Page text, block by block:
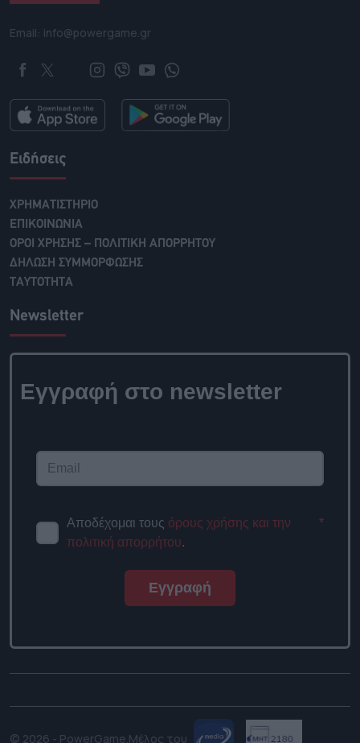
Email: info@powergame.gr
Ειδήσεις
ΧΡΗΜΑΤΙΣΤΗΡΙΟ
ΕΠΙΚΟΙΝΩΝΙΑ
ΟΡΟΙ ΧΡΗΣΗΣ – ΠΟΛΙΤΙΚΗ ΑΠΟΡΡΗΤΟΥ
ΔΗΛΩΣΗ ΣΥΜΜΟΡΦΩΣΗΣ
ΤΑΥΤΟΤΗΤΑ
Newsletter
Εγγραφή στο newsletter
Αποδέχομαι τους όρους χρήσης και την
πολιτική απορρήτου.
*
Εγγραφή
© 2026 - PowerGame.Μέλος του